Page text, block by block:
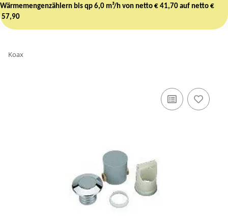
Wärmemengenzählern bis qp 6,0 m³/h von netto € 41,70 auf netto €
57,90
Koax